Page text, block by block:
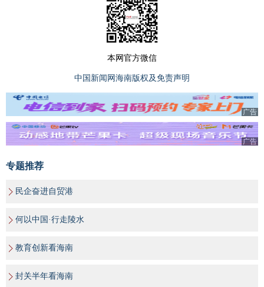
本网官方微信
中国新闻网海南版权及免责声明
广告
广告
专题推荐
民企奋进自贸港
何以中国·行走陵水
教育创新看海南
封关半年看海南